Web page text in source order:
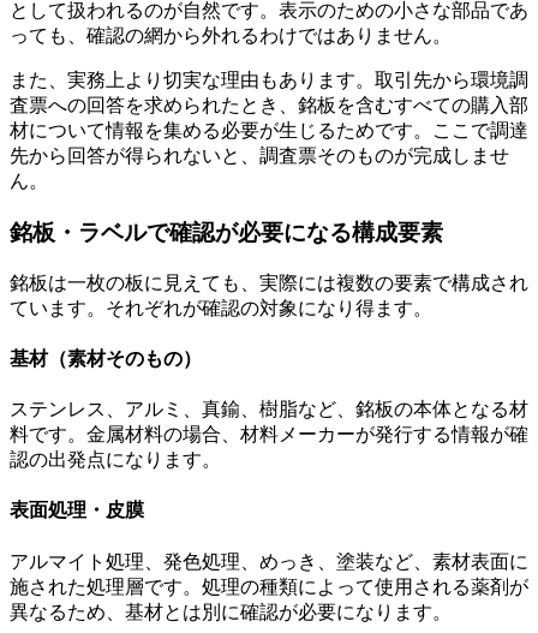
として扱われるのが自然です。表示のための小さな部品であ
っても、確認の網から外れるわけではありません。
また、実務上より切実な理由もあります。取引先から環境調
査票への回答を求められたとき、銘板を含むすべての購入部
材について情報を集める必要が生じるためです。ここで調達
先から回答が得られないと、調査票そのものが完成しませ
ん。
銘板・ラベルで確認が必要になる構成要素
銘板は一枚の板に見えても、実際には複数の要素で構成され
ています。それぞれが確認の対象になり得ます。
基材（素材そのもの）
ステンレス、アルミ、真鍮、樹脂など、銘板の本体となる材
料です。金属材料の場合、材料メーカーが発行する情報が確
認の出発点になります。
表面処理・皮膜
アルマイト処理、発色処理、めっき、塗装など、素材表面に
施された処理層です。処理の種類によって使用される薬剤が
異なるため、基材とは別に確認が必要になります。